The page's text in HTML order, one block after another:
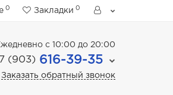
0 Закладки 0
с 10:00 до 20:00
(903)616-39-35
Заказать обратный звонок